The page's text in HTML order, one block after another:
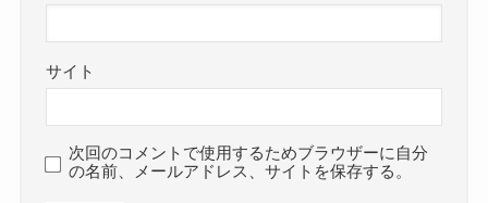
サイト
次回のコメントで使用するためブラウザーに自分
の名前、メールアドレス、サイトを保存する。